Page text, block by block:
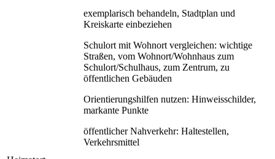
exemplarisch behandeln, Stadtplan und
Kreiskarte einbeziehen
Schulort mit Wohnort vergleichen: wichtige
Straßen, vom Wohnort/Wohnhaus zum
Schulort/Schulhaus, zum Zentrum, zu
öffentlichen Gebäuden
Orientierungshilfen nutzen: Hinweisschilder,
markante Punkte
öffentlicher Nahverkehr: Haltestellen,
Verkehrsmittel